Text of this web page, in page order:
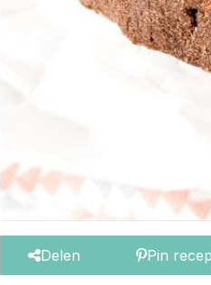
Delen Pin